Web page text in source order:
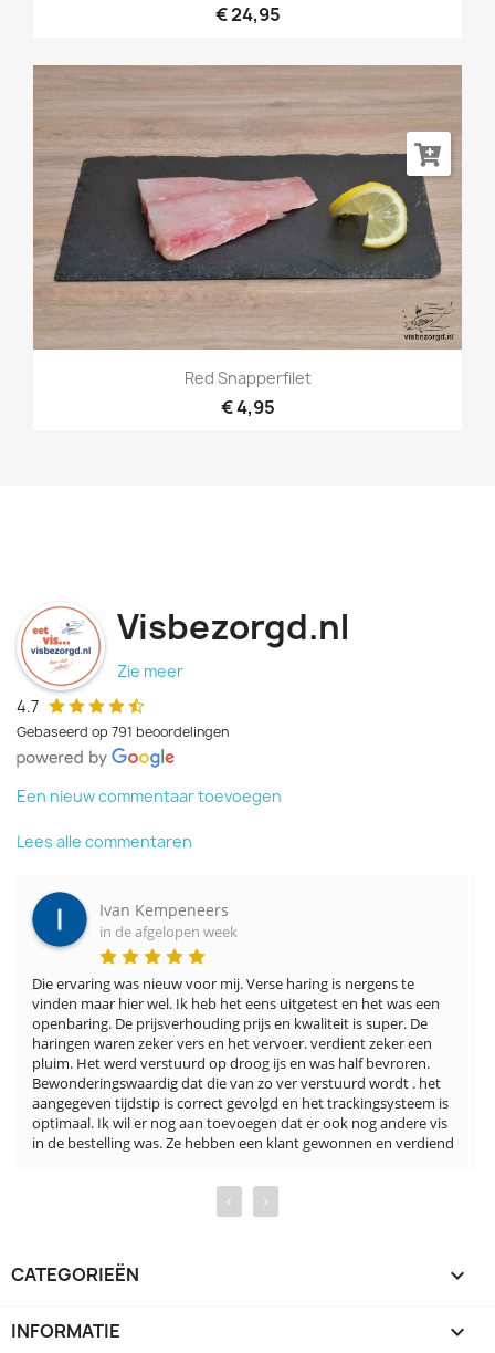
€ 24,95
Red Snapperfilet
€ 4,95
Visbezorgd.nl
Zie meer
4.7
Gebaseerd op 791 beoordelingen
Een nieuw commentaar toevoegen
Lees alle commentaren
Ivan Kempeneers
in de afgelopen week
Die ervaring was nieuw voor mij. Verse haring is nergens te
vinden maar hier wel. Ik heb het eens uitgetest en het was een
openbaring. De prijsverhouding prijs en kwaliteit is super. De
haringen waren zeker vers en het vervoer. verdient zeker een
pluim. Het werd verstuurd op droog ijs en was half bevroren.
Bewonderingswaardig dat die van zo ver verstuurd wordt . het
aangegeven tijdstip is correct gevolgd en het trackingsysteem is
optimaal. Ik wil er nog aan toevoegen dat er ook nog andere vis
in de bestelling was. Ze hebben een klant gewonnen en verdiend
‹ ›
CATEGORIEËN 
INFORMATIE 